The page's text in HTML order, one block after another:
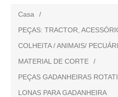
Casa
/
PEÇAS: TRACTOR,
COLHEITA / ANIMAIS/
MATERIAL DE CORTE
/
PEÇAS GADANHEIRAS
LONAS PARA GADANHEIRA